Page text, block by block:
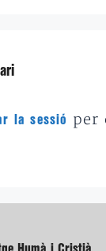
la sessió per